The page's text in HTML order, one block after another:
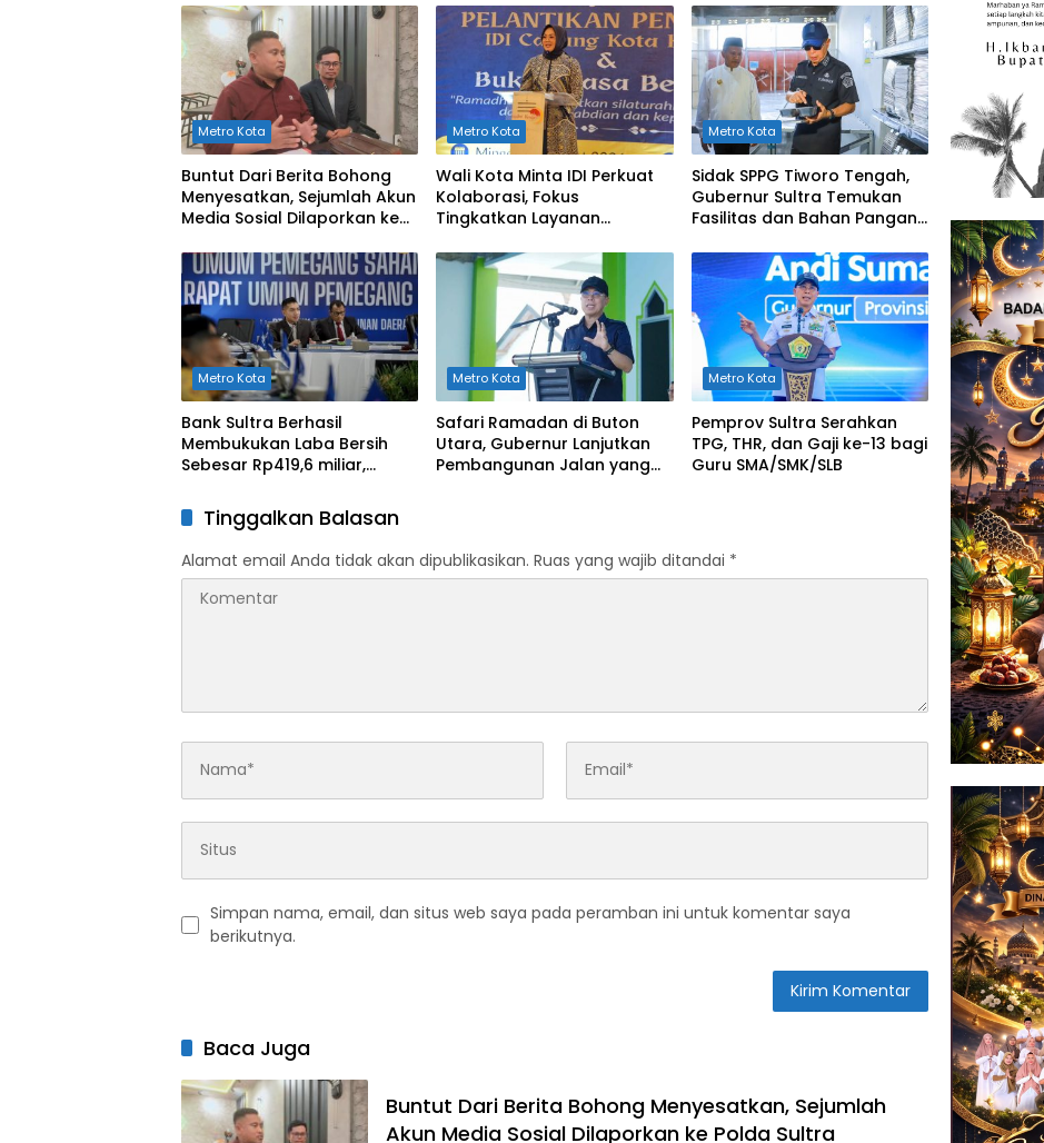
Metro Kota
Buntut Dari Berita Bohong
Menyesatkan, Sejumlah Akun
Media Sosial Dilaporkan ke
Metro Kota
Wali Kota Minta IDI Perkuat
Kolaborasi, Fokus
Tingkatkan Layanan
Metro Kota
Sidak SPPG Tiworo Tengah,
Gubernur Sultra Temukan
Fasilitas dan Bahan Pangan
Metro Kota
Bank Sultra Berhasil
Membukukan Laba Bersih
Sebesar Rp419,6 miliar,
Capaian Tahun 2024
Metro Kota
Safari Ramadan di Buton
Utara, Gubernur Lanjutkan
Pembangunan Jalan yang
Metro Kota
Pemprov Sultra Serahkan
TPG, THR, dan Gaji ke-13 bagi
Guru SMA/SMK/SLB
Tinggalkan Balasan
Alamat email Anda tidak akan dipublikasikan. Ruas yang wajib ditandai *
Simpan nama, email, dan situs web saya pada peramban ini untuk komentar saya
berikutnya.
Baca Juga
Buntut Dari Berita Bohong Menyesatkan, Sejumlah
Akun Media Sosial Dilaporkan ke Polda Sultra